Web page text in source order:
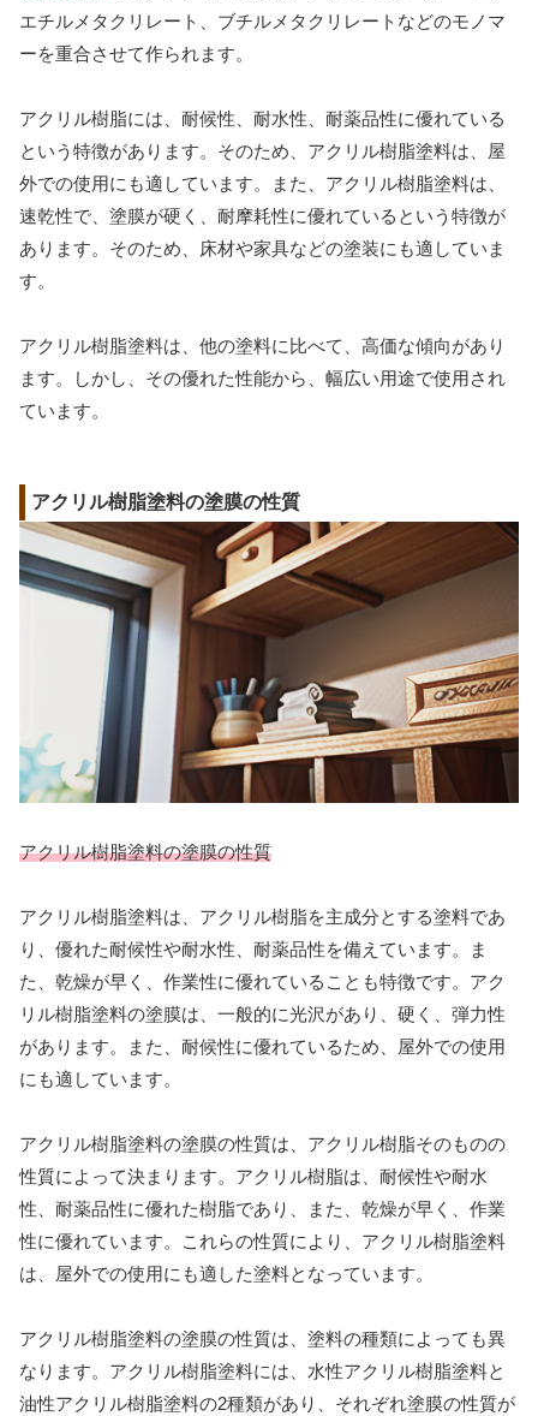
エチルメタクリレート、ブチルメタクリレートなどのモノマ
ーを重合させて作られます。
アクリル樹脂には、耐候性、耐水性、耐薬品性に優れている
という特徴があります。そのため、アクリル樹脂塗料は、屋
外での使用にも適しています。また、アクリル樹脂塗料は、
速乾性で、塗膜が硬く、耐摩耗性に優れているという特徴が
あります。そのため、床材や家具などの塗装にも適していま
す。
アクリル樹脂塗料は、他の塗料に比べて、高価な傾向があり
ます。しかし、その優れた性能から、幅広い用途で使用され
ています。
アクリル樹脂塗料の塗膜の性質
アクリル樹脂塗料の塗膜の性質
アクリル樹脂塗料は、アクリル樹脂を主成分とする塗料であ
り、優れた耐候性や耐水性、耐薬品性を備えています。ま
た、乾燥が早く、作業性に優れていることも特徴です。アク
リル樹脂塗料の塗膜は、一般的に光沢があり、硬く、弾力性
があります。また、耐候性に優れているため、屋外での使用
にも適しています。
アクリル樹脂塗料の塗膜の性質は、アクリル樹脂そのものの
性質によって決まります。アクリル樹脂は、耐候性や耐水
性、耐薬品性に優れた樹脂であり、また、乾燥が早く、作業
性に優れています。これらの性質により、アクリル樹脂塗料
は、屋外での使用にも適した塗料となっています。
アクリル樹脂塗料の塗膜の性質は、塗料の種類によっても異
なります。アクリル樹脂塗料には、水性アクリル樹脂塗料と
油性アクリル樹脂塗料の2種類があり、それぞれ塗膜の性質が